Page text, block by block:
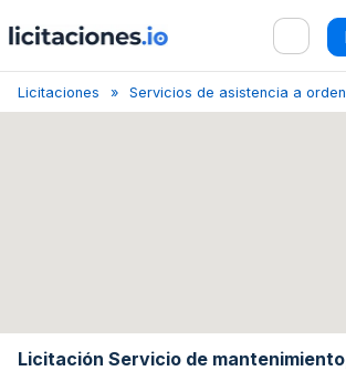
Licitaciones Servicios de asistencia a
Licitación Servicio de